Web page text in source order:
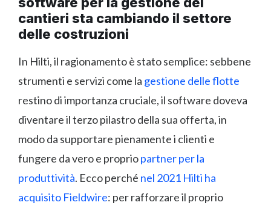
cantieri sta cambiando il settore
delle costruzioni
In Hilti, il ragionamento è stato semplice: sebbene
strumenti e servizi come la gestione delle flotte
restino di importanza cruciale, il software doveva
diventare il terzo pilastro della sua offerta, in
modo da supportare pienamente i clienti e
fungere da vero e propriopartner per la
produttività. Ecco perché nel 2021 Hilti ha
acquisito Fieldwire: per rafforzare il proprio